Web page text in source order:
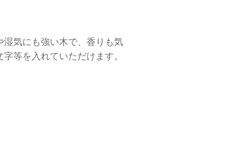
気にも強い木で、香りも気
等を入れていただけます。